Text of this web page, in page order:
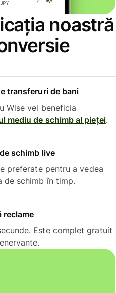
noastră
transferuri de bani
Wise vei beneficia
mediu de schimb al pieței.
schimb live
preferate pentru a vedea
de schimb în timp.
reclame
Este complet gratuit